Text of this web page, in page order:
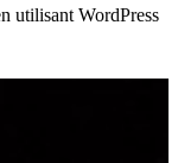
utilisant WordPress